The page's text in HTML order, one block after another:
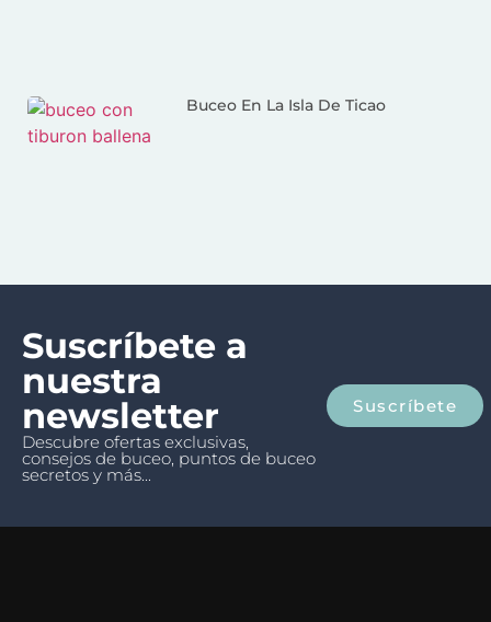
Buceo En La Isla De Ticao
Suscríbete a
nuestra
newsletter
Descubre ofertas exclusivas,
consejos de buceo, puntos de buceo
secretos y más...
Suscríbete